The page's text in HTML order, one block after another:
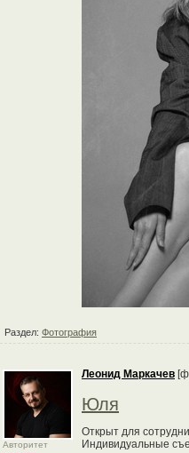
Раздел: Фотография
Авторитет
Леонид Маркачев
Юля
Открыт для
Индивидуальные